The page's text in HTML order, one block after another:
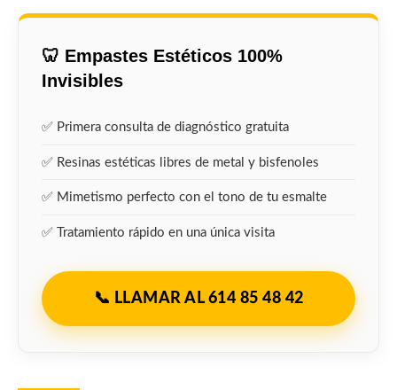
🦷 Empastes Estéticos 100%
Invisibles
✅ Primera consulta de diagnóstico gratuita
✅ Resinas estéticas libres de metal y bisfenoles
✅ Mimetismo perfecto con el tono de tu esmalte
✅ Tratamiento rápido en una única visita
📞 LLAMAR AL 614 85 48 42